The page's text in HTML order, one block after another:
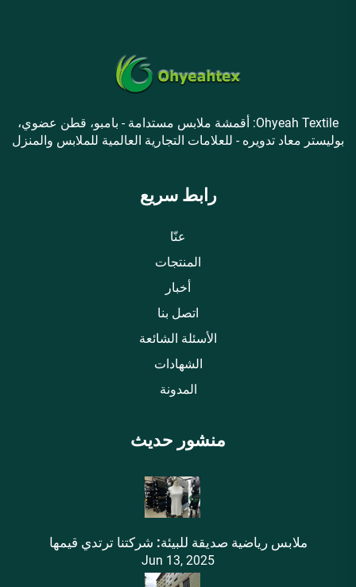
Ohyeah Textile: أقمشة ملابس مستدامة - بامبو، قطن عضوي،
بوليستر معاد تدويره - للعلامات التجارية العالمية للملابس والمنزل
رابط سريع
عنّا
المنتجات
أخبار
اتصل بنا
الأسئلة الشائعة
الشهادات
المدونة
منشور حديث
ملابس رياضية صديقة للبيئة: شركتنا ترتدي قيمها
Jun 13, 2025